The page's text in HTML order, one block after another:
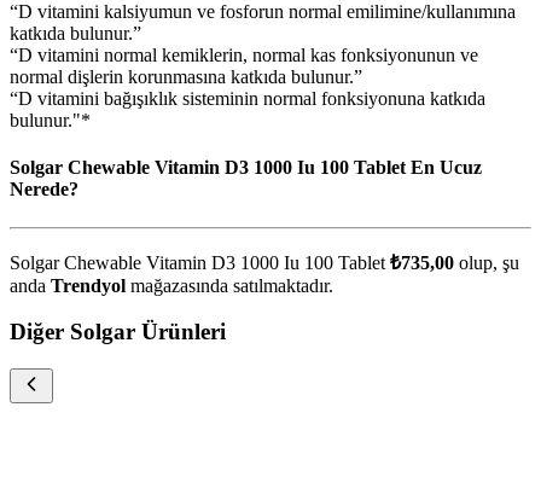
“D vitamini kalsiyumun ve fosforun normal emilimine/kullanımına
katkıda bulunur.”
“D vitamini normal kemiklerin, normal kas fonksiyonunun ve
normal dişlerin korunmasına katkıda bulunur.”
“D vitamini bağışıklık sisteminin normal fonksiyonuna katkıda
bulunur."*
Solgar Chewable Vitamin D3 1000 Iu 100 Tablet En Ucuz
Nerede?
Solgar Chewable Vitamin D3 1000 Iu 100 Tablet ₺735,00 olup, şu
anda Trendyol mağazasında satılmaktadır.
Diğer Solgar Ürünleri